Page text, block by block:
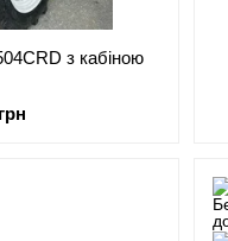
з кабіною